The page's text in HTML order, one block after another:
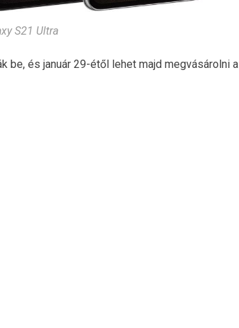
S21 Ultra
be, és január 29-étől lehet majd megvásárolni a